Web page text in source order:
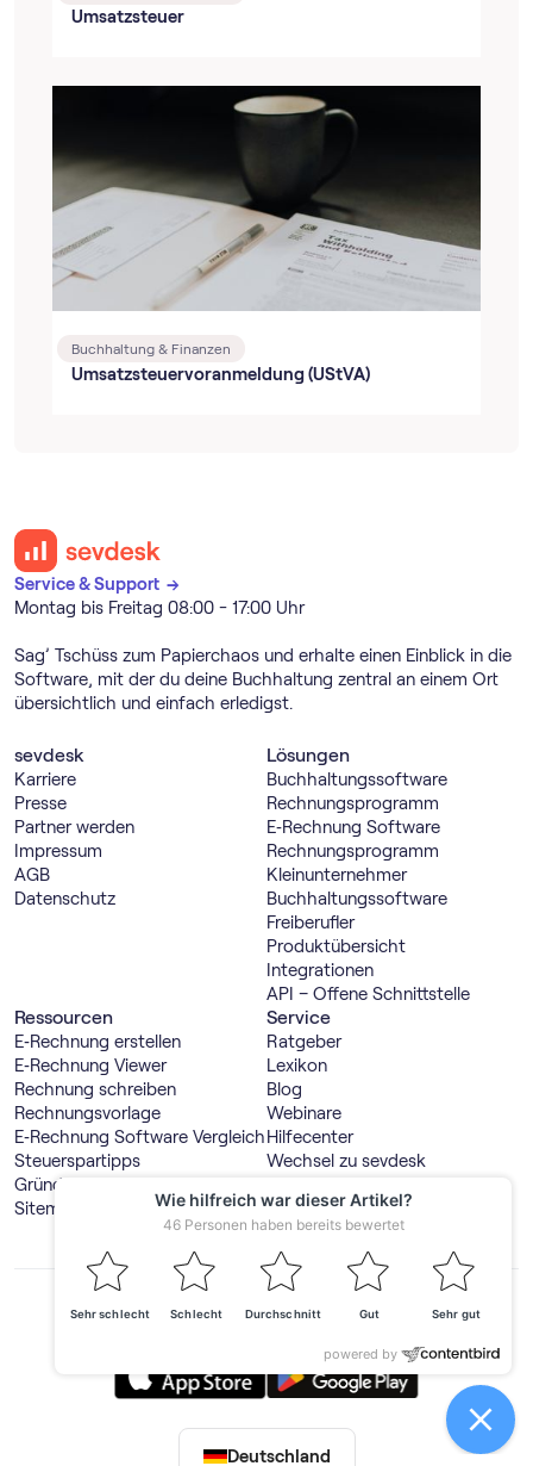
Umsatzsteuer
Buchhaltung & Finanzen
Umsatz­steuer­voranmeldung (UStVA)
Service & Support →
Montag bis Freitag 08:00 - 17:00 Uhr
Sag’ Tschüss zum Papierchaos und erhalte einen Einblick in die
Software, mit der du deine Buchhaltung zentral an einem Ort
übersichtlich und einfach erledigst.
sevdesk
Karriere
Presse
Partner werden
Impressum
AGB
Datenschutz
Lösungen
Buch­haltungs­software
Rechnungs­programm
E‑Rechnung Software
Rechnungs­programm
Kleinunternehmer
Buch­haltungs­software
Freiberufler
Produktübersicht
Integrationen
API – Offene Schnittstelle
Ressourcen
E‑Rechnung erstellen
E‑Rechnung Viewer
Rechnung schreiben
Rechnungsvorlage
E‑Rechnung Software Vergleich
Steuerspartipps
Gründerwelt
Sitemap
Service
Ratgeber
Lexikon
Blog
Webinare
Hilfecenter
Wechsel zu sevdesk
Steuerberaterportal
GmbH & UG online gründen
Produktdemo
Deutschland